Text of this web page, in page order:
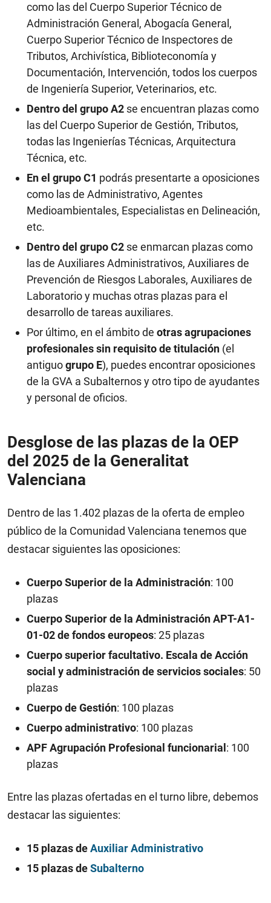
como las del Cuerpo Superior Técnico de
Administración General, Abogacía General,
Cuerpo Superior Técnico de Inspectores de
Tributos, Archivística, Biblioteconomía y
Documentación, Intervención, todos los cuerpos
de Ingeniería Superior, Veterinarios, etc.
Dentro del grupo A2 se encuentran plazas como
las del Cuerpo Superior de Gestión, Tributos,
todas las Ingenierías Técnicas, Arquitectura
Técnica, etc.
En el grupo C1 podrás presentarte a oposiciones
como las de Administrativo, Agentes
Medioambientales, Especialistas en Delineación,
etc.
Dentro del grupo C2 se enmarcan plazas como
las de Auxiliares Administrativos, Auxiliares de
Prevención de Riesgos Laborales, Auxiliares de
Laboratorio y muchas otras plazas para el
desarrollo de tareas auxiliares.
Por último, en el ámbito de otras agrupaciones
profesionales sin requisito de titulación (el
antiguogrupo E), puedes encontrar oposiciones
de la GVA a Subalternos y otro tipo de ayudantes
y personal de oficios.
Desglose de las plazas de la OEP
del 2025 de la Generalitat
Valenciana
Dentro de las 1.402 plazas de la oferta de empleo
público de la Comunidad Valenciana tenemos que
destacar siguientes las oposiciones:
Cuerpo Superior de la Administración: 100
plazas
Cuerpo Superior de la Administración APT-A1-
01-02 de fondos europeos: 25 plazas
Cuerpo superior facultativo. Escala de Acción
social y administración de servicios sociales: 50
plazas
Cuerpo de Gestión: 100 plazas
Cuerpo administrativo: 100 plazas
APF Agrupación Profesional funcionarial : 100
plazas
Entre las plazas ofertadas en el turno libre, debemos
destacar las siguientes:
15 plazas deAuxiliar Administrativo
15 plazas deSubalterno